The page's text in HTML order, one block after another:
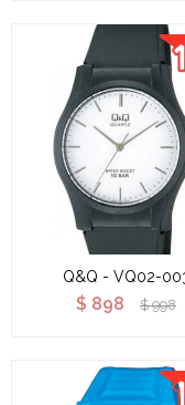
Q&Q - VQ02-
$ 898 $ 998